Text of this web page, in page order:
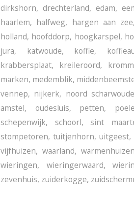
dirkshorn,drechterland, edam,
haarlem, halfweg, hargen aan zee,
holland, hoofddorp, hoogkarspel,
jura, katwoude, koffie,
krabbersplaat, kreileroord,
marken, medemblik,
vennep, nijkerk, noord scharwoude
amstel, oudesluis, petten,
schepenwijk, schoorl, sint
stompetoren,tuitjenhorn,uitgeest,
vijfhuizen, waarland, warmenhuizen
wieringen, wieringerwaard,
zevenhuis, zuiderkogge,